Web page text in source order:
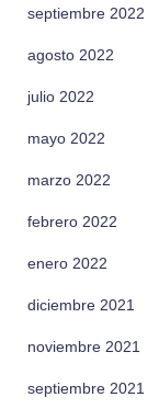
septiembre 2022
agosto 2022
julio 2022
mayo 2022
marzo 2022
febrero 2022
enero 2022
diciembre 2021
noviembre 2021
septiembre 2021